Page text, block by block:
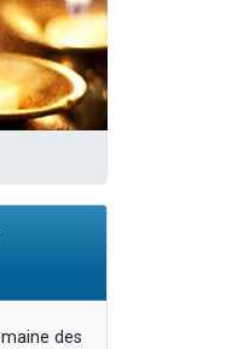
des